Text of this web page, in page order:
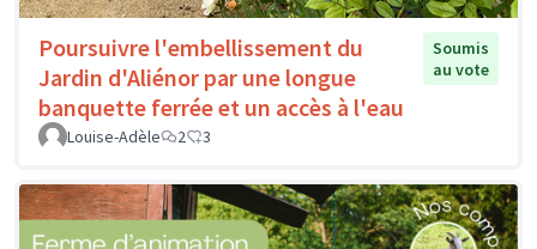
Poursuivre l'embellissement du
Jardin d'Aliénor par une longue
banquette ferrée et un accès à l'eau
Soumis
au vote
Louise-Adèle 2 3